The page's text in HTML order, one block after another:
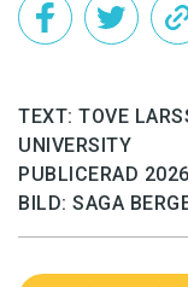
TEXT: TOVE
UNIVERSITY
PUBLICERAD
BILD: SAGA